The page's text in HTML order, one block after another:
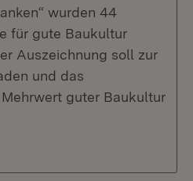
wurden 44
für gute Baukultur
Auszeichnung soll zur
und das
guter Baukultur